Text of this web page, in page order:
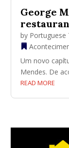
George
by Portuguese
Um novo
Mendes. De
READ MORE